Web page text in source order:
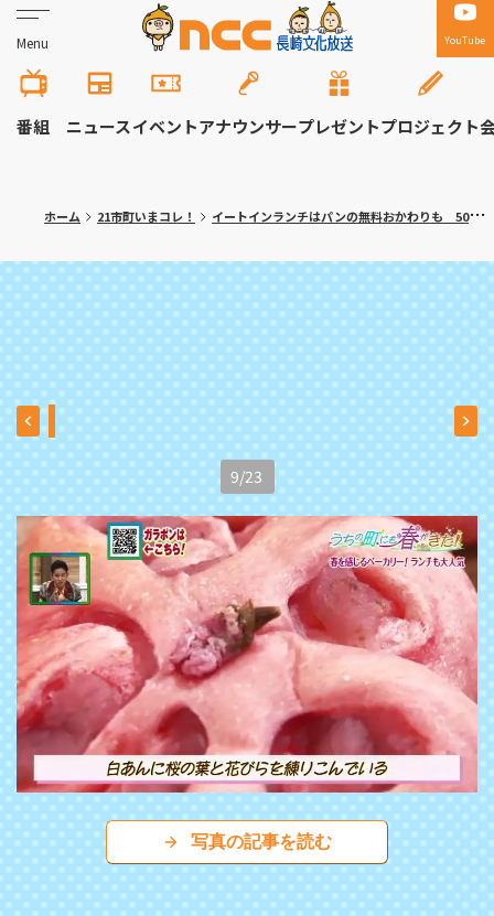
Menu YouTube
番組 ニュースイベントアナウンサープレゼントプロジェクト
ホーム 21市町いまコレ！ イートインランチはパンの無料おかわりも 50種類のパンが並ぶ人気ベーカリー 長崎市「カフェ ルヴォン」
9/23
写真の記事を読む